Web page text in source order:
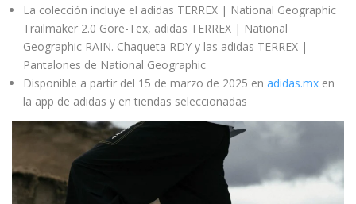
La colección incluye el adidas TERREX | National Geographic
Trailmaker 2.0 Gore-Tex, adidas TERREX | National
Geographic RAIN. Chaqueta RDY y las adidas TERREX |
Pantalones de National Geographic
Disponible a partir del 15 de marzo de 2025 en adidas.mx en
la app de adidas y en tiendas seleccionadas